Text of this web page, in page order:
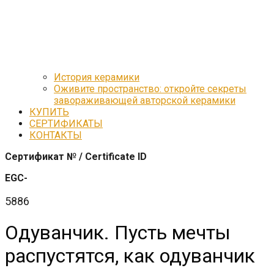
История керамики
Оживите пространство: откройте секреты
завораживающей авторской керамики
КУПИТЬ
СЕРТИФИКАТЫ
КОНТАКТЫ
Сертификат № / Certificate ID
EGC-
5886
Одуванчик. Пусть мечты
распустятся, как одуванчик